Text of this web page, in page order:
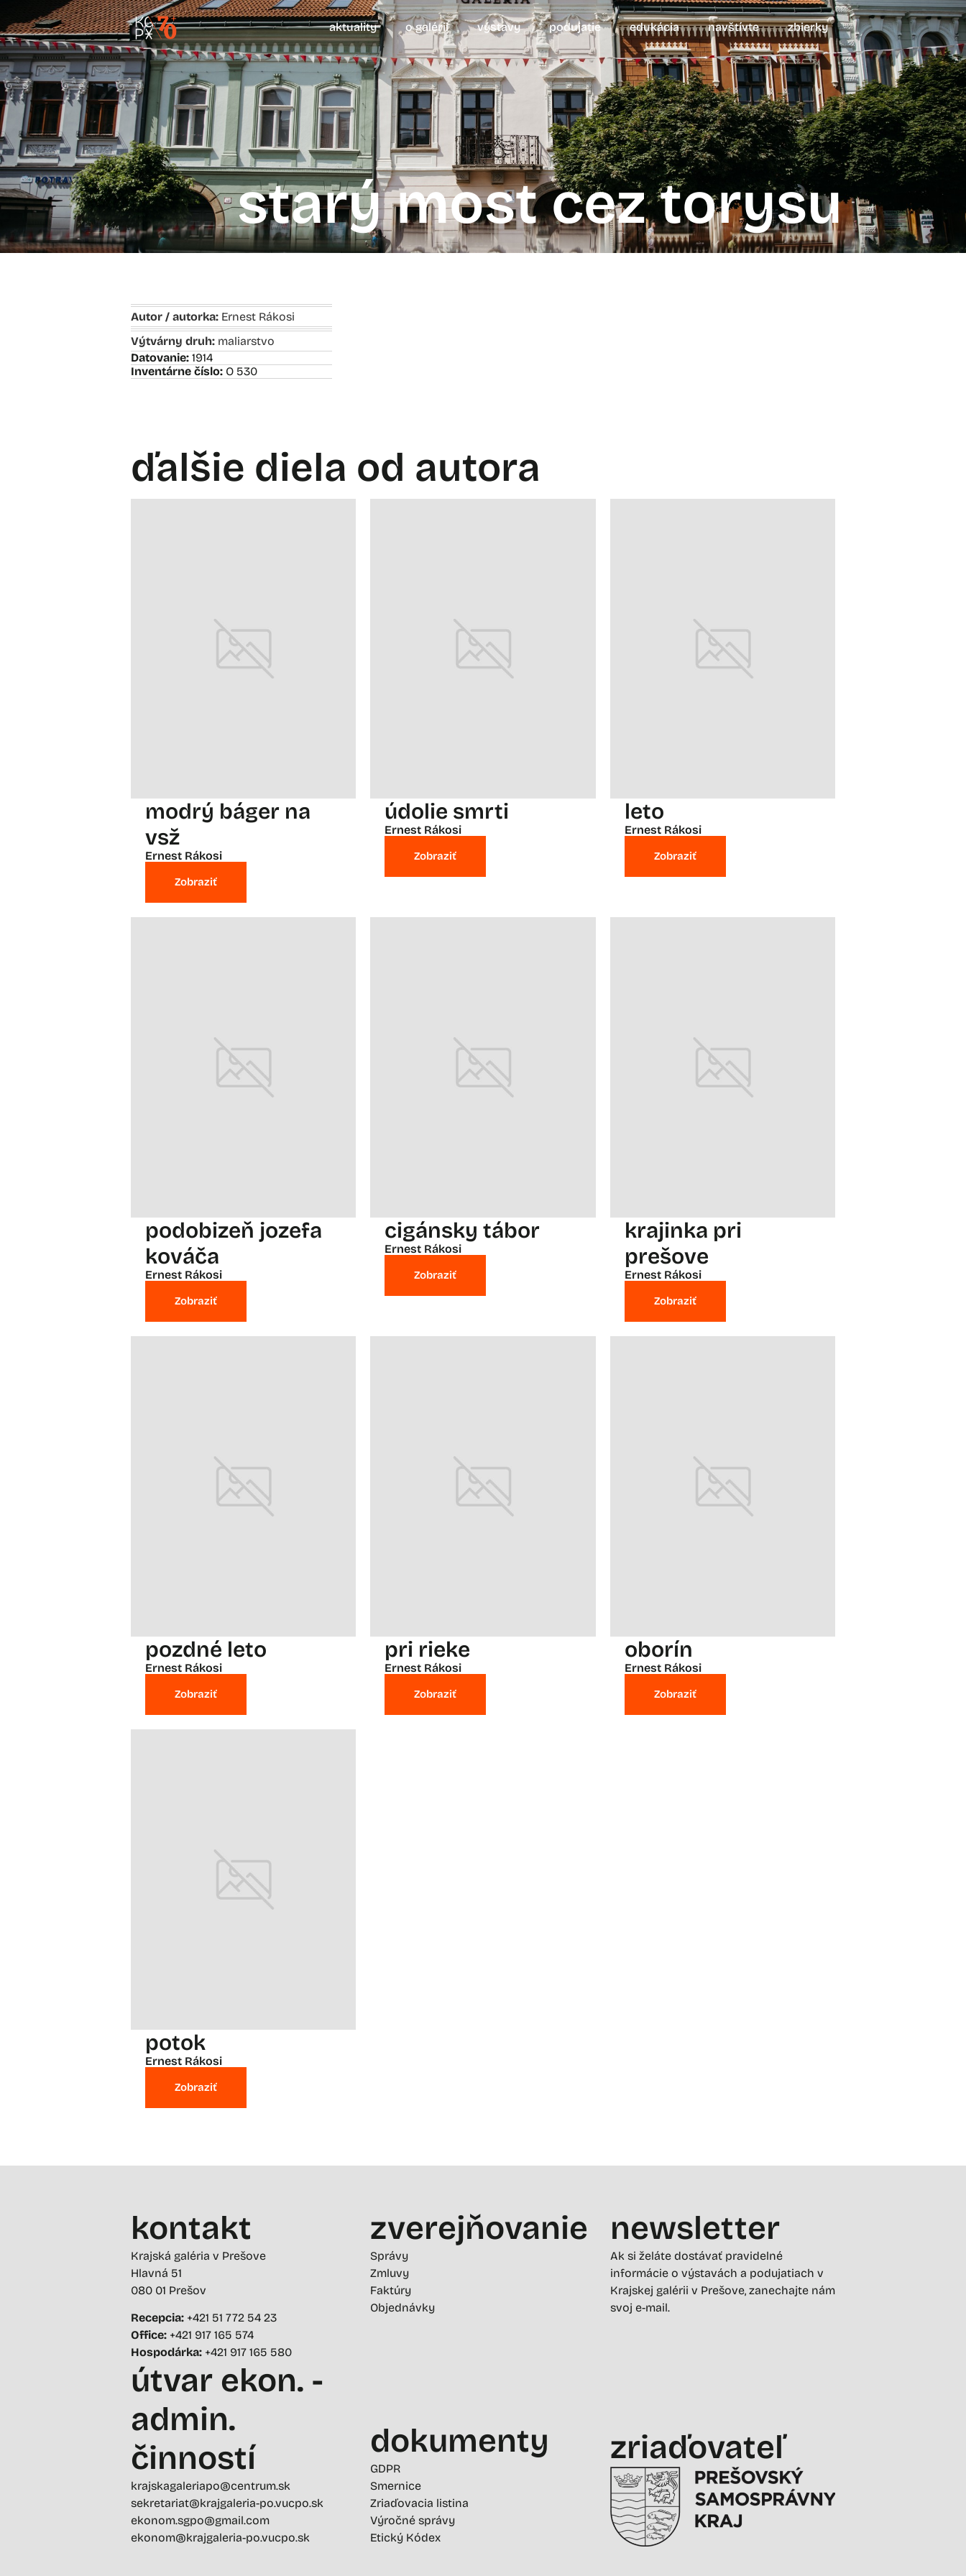
aktuality o galérii výstavy podujatie edukácia navštívte zbierky
starý most cez torysu
Autor / autorka: Ernest Rákosi
Výtvárny druh: maliarstvo
Datovanie: 1914
Inventárne číslo: O 530
ďalšie diela od autora
modrý báger na
vsž
Ernest Rákosi
Zobraziť
údolie smrti
Ernest Rákosi
Zobraziť
leto
Ernest Rákosi
Zobraziť
podobizeň jozefa
kováča
Ernest Rákosi
Zobraziť
cigánsky tábor
Ernest Rákosi
Zobraziť
krajinka pri
prešove
Ernest Rákosi
Zobraziť
pozdné leto
Ernest Rákosi
Zobraziť
pri rieke
Ernest Rákosi
Zobraziť
oborín
Ernest Rákosi
Zobraziť
potok
Ernest Rákosi
Zobraziť
kontakt
Krajská galéria v Prešove
Hlavná 51
080 01 Prešov
Recepcia: +421 51 772 54 23
Office: +421 917 165 574
Hospodárka: +421 917 165 580
útvar ekon. -
admin.
činností
krajskagaleriapo@centrum.sk
sekretariat@krajgaleria-po.vucpo.sk
ekonom.sgpo@gmail.com
ekonom@krajgaleria-po.vucpo.sk
zverejňovanie
Správy
Zmluvy
Faktúry
Objednávky
dokumenty
GDPR
Smernice
Zriaďovacia listina
Výročné správy
Etický Kódex
newsletter
Ak si želáte dostávať pravidelné
informácie o výstavách a podujatiach v
Krajskej galérii v Prešove, zanechajte nám
svoj e-mail.
zriaďovateľ